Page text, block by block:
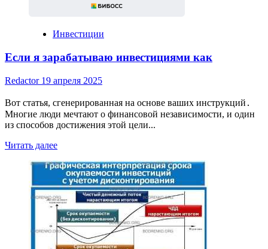
Инвестиции
Если я зарабатываю инвестициями как
Redactor 19 апреля 2025
Вот статья, сгенерированная на основе ваших инструкций․
Многие люди мечтают о финансовой независимости, и один
из способов достижения этой цели...
Читать далееRead
about
Если
я
зарабатываю
инвестициями
как